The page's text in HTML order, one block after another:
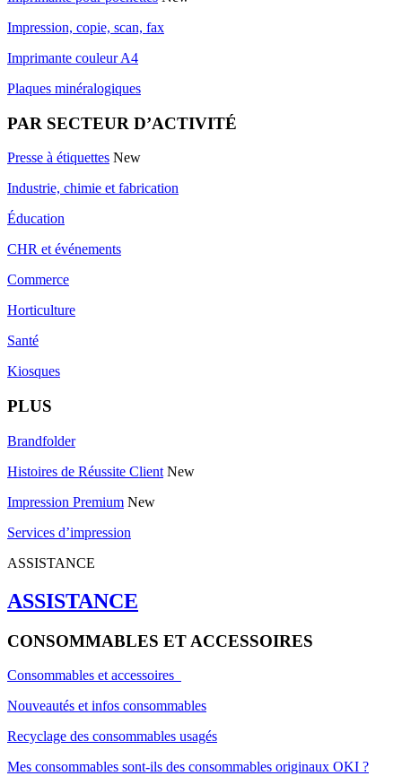
Impression, copie, scan, fax
Imprimante couleur A4
Plaques minéralogiques
PAR SECTEUR D’ACTIVITÉ
Presse à étiquettes New
Industrie, chimie et fabrication
Éducation
CHR et événements
Commerce
Horticulture
Santé
Kiosques
PLUS
Brandfolder
Histoires de Réussite Client New
Impression Premium New
Services d’impression
ASSISTANCE
ASSISTANCE
CONSOMMABLES ET ACCESSOIRES
Consommables et accessoires
Nouveautés et infos consommables
Recyclage des consommables usagés
Mes consommables sont-ils des consommables originaux OKI ?